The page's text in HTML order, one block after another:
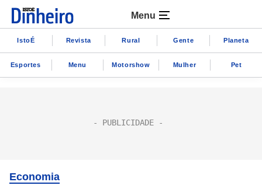
Menu
IstoÉ Revista Rural Gente Planeta
Esportes Menu Motorshow Mulher Pet
Economia